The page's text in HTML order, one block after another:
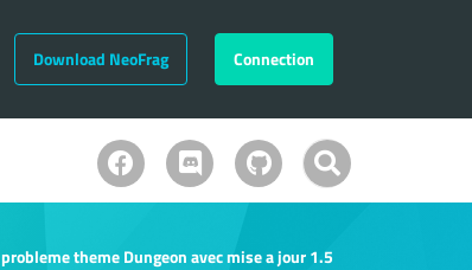
Download NeoFrag Connection
probleme theme Dungeon avec mise a jour 1.5